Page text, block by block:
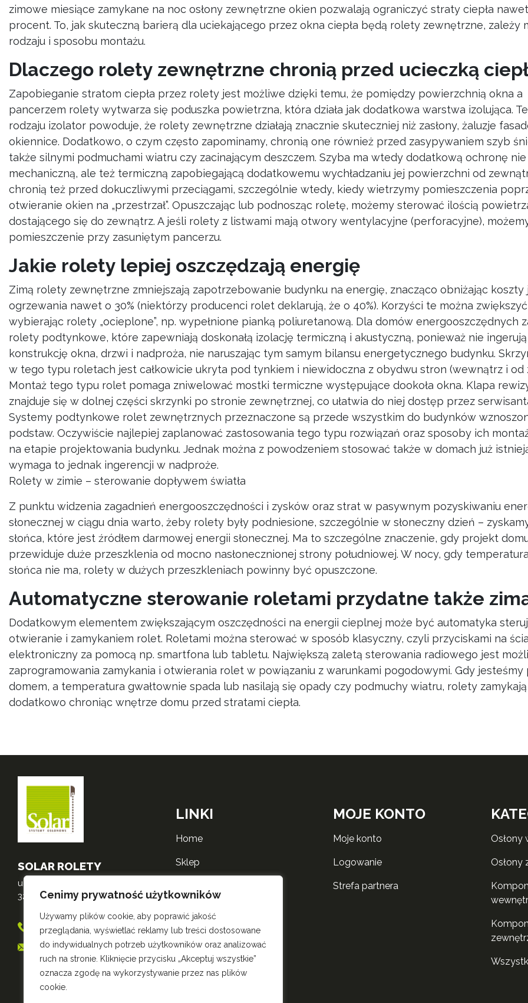
Cenimy prywatność użytkowników
Używamy plików cookie, aby poprawić jakość
przeglądania, wyświetlać reklamy lub treści dostosowane
do indywidualnych potrzeb użytkowników oraz analizować
ruch na stronie. Kliknięcie przycisku „Akceptuj wszystkie”
oznacza zgodę na wykorzystywanie przez nas plików
cookie.
zimowe miesiące zamykane na noc osłony zewnętrzne okien pozwalają ograniczyć straty ciepła
procent. To, jak skuteczną barierą dla uciekającego przez okna ciepła będą rolety zewnętrzne, zależy
rodzaju i sposobu montażu.
Dlaczego rolety zewnętrzne chronią przed ucieczką
Zapobieganie stratom ciepła przez rolety jest możliwe dzięki temu, że pomiędzy powierzchnią okna a
pancerzem rolety wytwarza się poduszka powietrzna, która działa jak dodatkowa warstwa izolująca.
rodzaju izolator powoduje, że rolety zewnętrzne działają znacznie skuteczniej niż zasłony, żaluzje
okiennice. Dodatkowo, o czym często zapominamy, chronią one również przed zasypywaniem szyb
także silnymi podmuchami wiatru czy zacinającym deszczem. Szyba ma wtedy dodatkową ochronę
mechaniczną, ale też termiczną zapobiegającą dodatkowemu wychładzaniu jej powierzchni od
chronią też przed dokuczliwymi przeciągami, szczególnie wtedy, kiedy wietrzymy pomieszczenia
otwieranie okien na „przestrzał”. Opuszczając lub podnosząc roletę, możemy sterować ilością
dostającego się do zewnątrz. A jeśli rolety z listwami mają otwory wentylacyjne (perforacyjne),
pomieszczenie przy zasuniętym pancerzu.
Jakie rolety lepiej oszczędzają energię
Zimą rolety zewnętrzne zmniejszają zapotrzebowanie budynku na energię, znacząco obniżając koszty
ogrzewania nawet o 30% (niektórzy producenci rolet deklarują, że o 40%). Korzyści te można zwiększyć
wybierając rolety „ocieplone”, np. wypełnione pianką poliuretanową. Dla domów energooszczędnych
rolety podtynkowe, które zapewniają doskonałą izolację termiczną i akustyczną, ponieważ nie
konstrukcję okna, drzwi i nadproża, nie naruszając tym samym bilansu energetycznego budynku.
w tego typu roletach jest całkowicie ukryta pod tynkiem i niewidoczna z obydwu stron (wewnątrz i od
Montaż tego typu rolet pomaga zniwelować mostki termiczne występujące dookoła okna. Klapa
znajduje się w dolnej części skrzynki po stronie zewnętrznej, co ułatwia do niej dostęp przez
Systemy podtynkowe rolet zewnętrznych przeznaczone są przede wszystkim do budynków
podstaw. Oczywiście najlepiej zaplanować zastosowania tego typu rozwiązań oraz sposoby ich
na etapie projektowania budynku. Jednak można z powodzeniem stosować także w domach już
wymaga to jednak ingerencji w nadproże.
Rolety w zimie – sterowanie dopływem światła
Z punktu widzenia zagadnień energooszczędności i zysków oraz strat w pasywnym pozyskiwaniu
słonecznej w ciągu dnia warto, żeby rolety były podniesione, szczególnie w słoneczny dzień –
słońca, które jest źródłem darmowej energii słonecznej. Ma to szczególne znaczenie, gdy projekt
przewiduje duże przeszklenia od mocno nasłonecznionej strony południowej. W nocy, gdy
słońca nie ma, rolety w dużych przeszkleniach powinny być opuszczone.
Automatyczne sterowanie roletami przydatne także
Dodatkowym elementem zwiększającym oszczędności na energii cieplnej może być automatyka
otwieranie i zamykaniem rolet. Roletami można sterować w sposób klasyczny, czyli przyciskami na
elektroniczny za pomocą np. smartfona lub tabletu. Największą zaletą sterowania radiowego jest
zaprogramowania zamykania i otwierania rolet w powiązaniu z warunkami pogodowymi. Gdy jesteśmy
domem, a temperatura gwałtownie spada lub nasilają się opady czy podmuchy wiatru, rolety zamykają
dodatkowo chroniąc wnętrze domu przed stratami ciepła.
SOLAR ROLETY
ul. Mikołajska 3
32-600 Oświęcim
698 556 530
sklep@roletysolar.pl
LINKI
home
sklep
kontakt
polityka zwrotów
polityka prywatności
MOJE KONTO
moje konto
logowanie
strefa partnera
komponenty do rolet
komponenty do rolet